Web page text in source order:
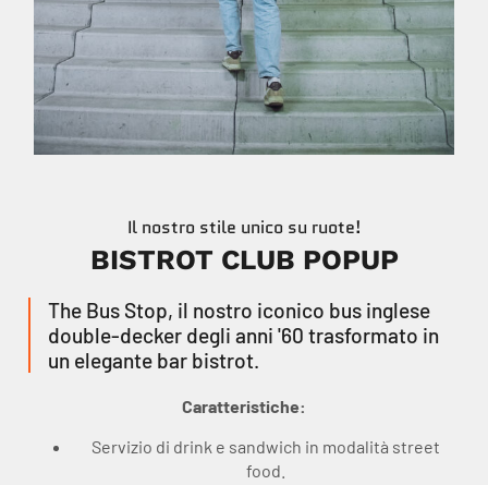
Il nostro stile unico su ruote!
BISTROT CLUB POPUP
The Bus Stop, il nostro iconico bus inglese
double-decker degli anni '60 trasformato in
un elegante bar bistrot.
Caratteristiche:
Servizio di drink e sandwich in modalità street
food.